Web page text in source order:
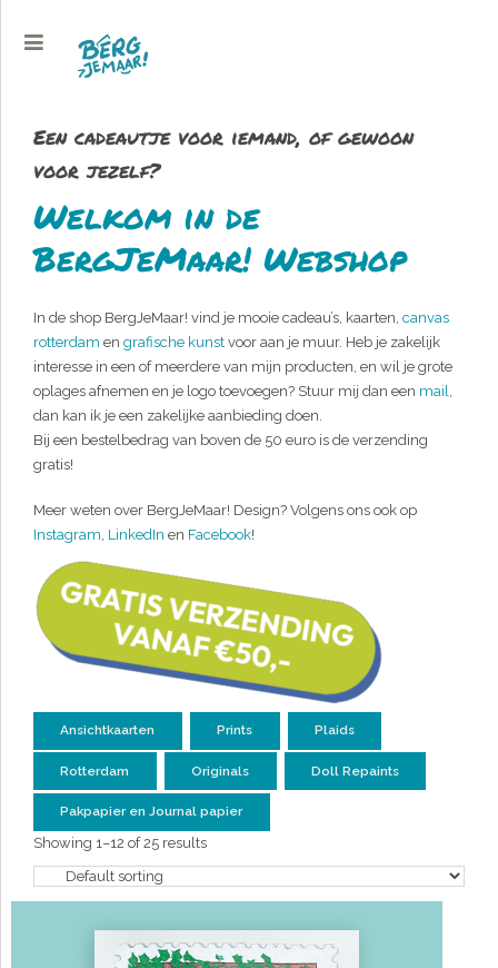
Een cadeautje voor iemand, of gewoon
voor jezelf?
Welkom in de
BergJeMaar! Webshop
In de shop BergJeMaar! vind je mooie cadeau’s, kaarten, canvas
rotterdam en grafische kunst voor aan je muur. Heb je zakelijk
interesse in een of meerdere van mijn producten, en wil je grote
oplages afnemen en je logo toevoegen? Stuur mij dan een mail
dan kan ik je een zakelijke aanbieding doen.
Bij een bestelbedrag van boven de 50 euro is de verzending
gratis!
Meer weten over BergJeMaar! Design? Volgens ons ook op
Instagram, LinkedIn en Facebook!
Ansichtkaarten Prints Plaids
Rotterdam Originals Doll Repaints
Pakpapier en Journal papier
Showing 1–12 of 25 results